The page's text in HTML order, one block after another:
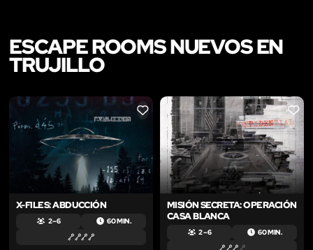
ESCAPE ROOMS NUEVOS EN
TRUJILLO
LIKE
X-FILES: ABDUCCIÓN
2 – 6 60 MIN.
LIKE
MISIÓN SECRETA: OPERACIÓN
CASA BLANCA
2 – 6 60 MIN.